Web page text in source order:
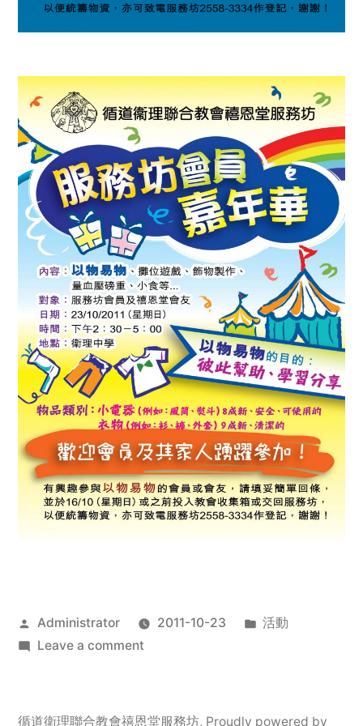
Posted
by
Administrator 2011-10-23
Posted
活動
Leave a commenton
服
循道衛理聯合教會禧恩堂服務坊, Proudly powered by